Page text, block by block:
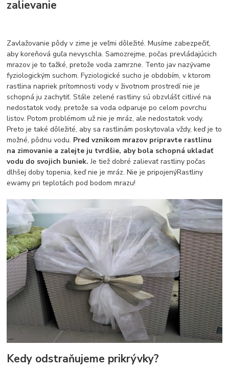
zalievanie
Zavlažovanie pôdy v zime je veľmi dôležité. Musíme zabezpečiť,
aby koreňová guľa nevyschla. Samozrejme, počas prevládajúcich
mrazov je to ťažké, pretože voda zamrzne. Tento jav nazývame
fyziologickým suchom. Fyziologické sucho je obdobím, v ktorom
rastlina napriek prítomnosti vody v životnom prostredí nie je
schopná ju zachytiť. Stále zelené rastliny sú obzvlášť citlivé na
nedostatok vody, pretože sa voda odparuje po celom povrchu
listov. Potom problémom už nie je mráz, ale nedostatok vody.
Preto je také dôležité, aby sa rastlinám poskytovala vždy, keď je to
možné, pôdnu vodu. Pred vznikom mrazov pripravte rastlinu
na zimovanie a zalejte ju tvrdšie, aby bola schopná ukladať
vodu do svojich buniek.Je tiež dobré zalievať rastliny počas
dlhšej doby topenia, keď nie je mráz. Nie je pripojenýRastliny
ewamy pri teplotách pod bodom mrazu!
Kedy odstraňujeme prikrývky?